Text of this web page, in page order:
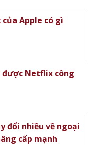
của Apple có gì
được Netflix công
đổi nhiều về ngoại
cấp mạnh